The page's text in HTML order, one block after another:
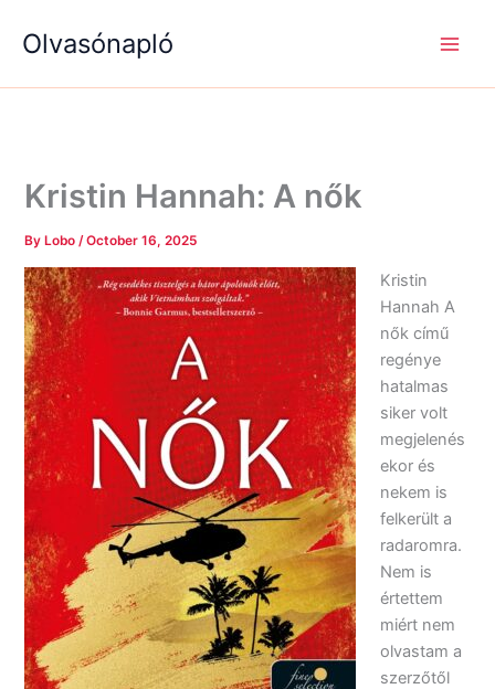
Olvasónapló
Kristin Hannah: A nők
By Lobo/October 16, 2025
Kristin
Hannah A
nők című
regénye
hatalmas
siker volt
megjelenés
ekor és
nekem is
felkerült a
radaromra.
Nem is
értettem
miért nem
olvastam a
szerzőtől
e
a
é
g
k
é
g
k